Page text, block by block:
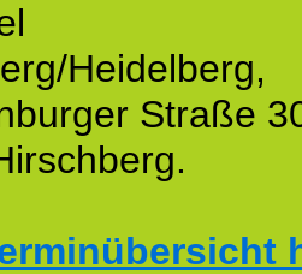
Heidelberg,
Straße